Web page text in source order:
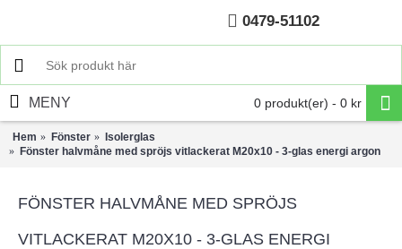
0479-51102
0 produkt(er) - 0 kr
MENY
Hem Fönster
Isolerglas
Fönster halvmåne med spröjs vitlackerat M20x10 - 3-glas energi argon
FÖNSTER HALVMÅNE MED SPRÖJS
VITLACKERAT M20X10 - 3-GLAS ENERGI